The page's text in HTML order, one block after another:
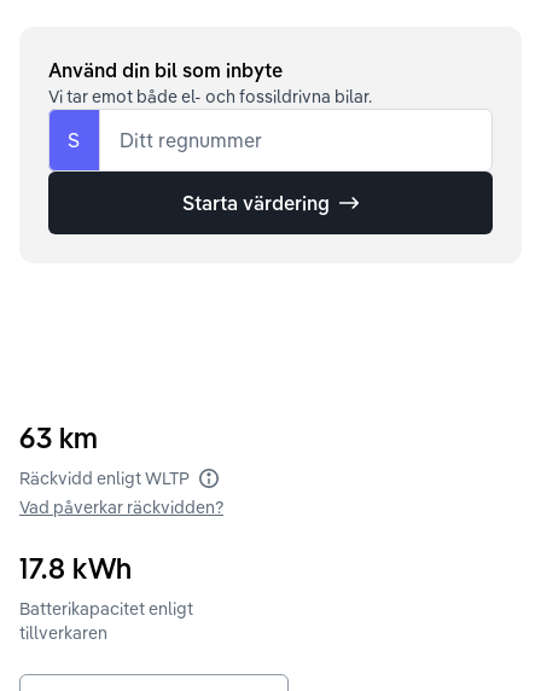
Använd din bil som inbyte
Vi tar emot både el- och fossildrivna bilar.
S Ditt regnummer
Starta värdering
63 km
Räckvidd enligt WLTP
Vad påverkar räckvidden?
17.8 kWh
Batterikapacitet enligt
tillverkaren